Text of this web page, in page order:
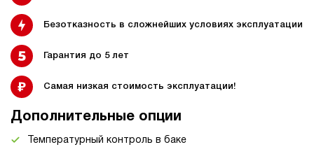
Безотказность в сложнейших условиях эксплуатации
Гарантия до 5 лет
Самая низкая стоимость эксплуатации!
Дополнительные опции
Температурный контроль в баке